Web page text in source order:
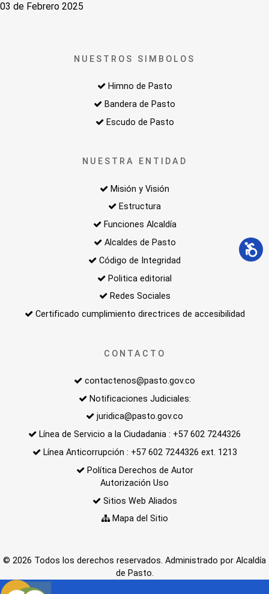
03 de Febrero 2025
NUESTROS SIMBOLOS
Himno de Pasto
Bandera de Pasto
Escudo de Pasto
NUESTRA ENTIDAD
Misión y Visión
Estructura
Funciones Alcaldía
Alcaldes de Pasto
Código de Integridad
Politica editorial
Redes Sociales
Certificado cumplimiento directrices de accesibilidad
CONTACTO
contactenos@pasto.gov.co
Notificaciones Judiciales:
juridica@pasto.gov.co
Línea de Servicio a la Ciudadania : +57 602 7244326
Línea Anticorrupción : +57 602 7244326 ext. 1213
Política Derechos de Autor
Autorización Uso
Sitios Web Aliados
Mapa del Sitio
© 2026 Todos los derechos reservados. Administrado por Alcaldía
de Pasto.